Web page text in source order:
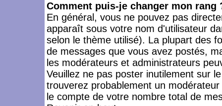
Comment puis-je changer mon rang
En général, vous ne pouvez pas
apparaît sous votre nom d'utilisateur
selon le thème utilisé). La plupart des
de messages que vous avez postés,
les modérateurs et administrateurs
Veuillez ne pas poster inutilement sur
trouverez probablement un
le compte de votre nombre total de